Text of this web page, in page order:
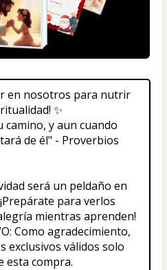
en nosotros para nutrir
✨
y aun cuando
de él" - Proverbios
será un peldaño en
para verlos
mientras aprenden!
Como agradecimiento,
exclusivos válidos solo
esta compra.